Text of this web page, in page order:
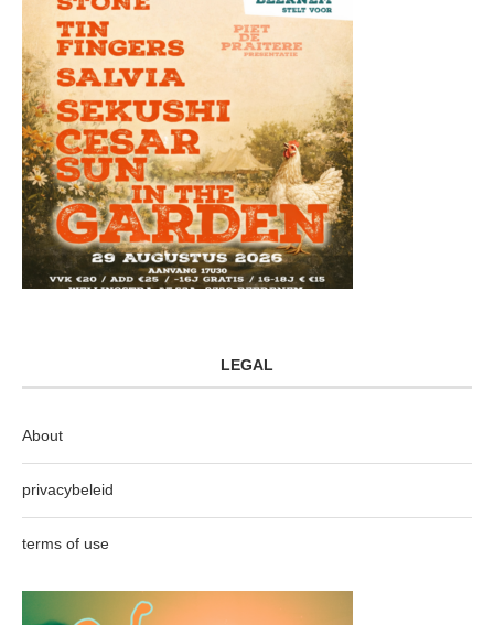
LEGAL
About
privacybeleid
terms of use